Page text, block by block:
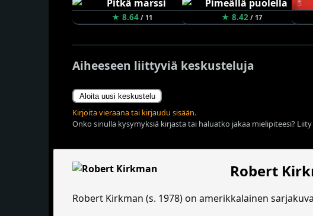
★ 8.64/ 11 ★ 8.42/ 17
Aiheeseen liittyviä keskusteluja
Aloita uusi keskustelu
Kirjoita vieraana tai kirjaudu sisään.
Onko sinulla kysymyksiä kirjasta tai haluatko jakaa mielipiteesi?
Robert
Robert Kirkman (s. 1978) on amerikkalainen